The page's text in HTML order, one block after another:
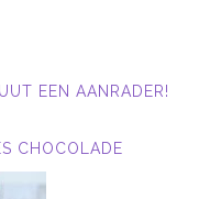
EEN AANRADER!
CHOCOLADE